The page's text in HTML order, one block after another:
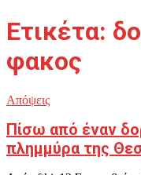
Ετικέτα:
φακος
Απόψεις
Πίσω από έναν
πλημμύρα της